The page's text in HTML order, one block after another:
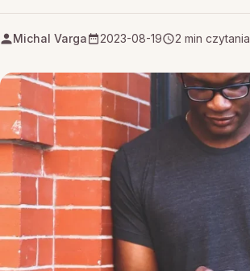
Michal Varga 2023-08-19 2 min czytania